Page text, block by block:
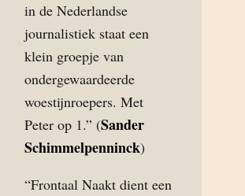
in de Nederlandse
journalistiek staat een
klein groepje van
ondergewaardeerde
woestijnroepers. Met
Peter op 1.” (Sander
Schimmelpenninck)
“Frontaal Naakt dient een